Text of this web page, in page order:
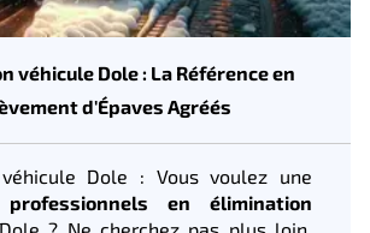
véhicule Dole : La Référence en
d'Épaves Agréés
Dole : Vous voulez une
professionnels en élimination